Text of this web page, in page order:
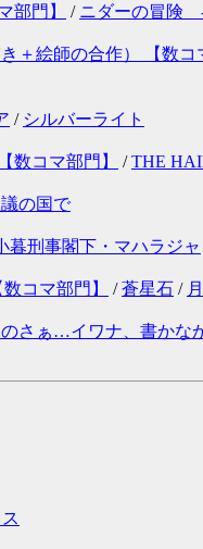
部門】 / ニダーの冒険 -
＋絵師の合作） 【数コ
/ シルバーライト
数コマ部門】 /THE
の国で
暮刑事閣下・マハラジャ
コマ部門】 /蒼星石 /
さぁ…イワナ、書かな